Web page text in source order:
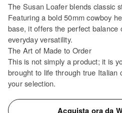
The Susan Loafer blends classic
Featuring a bold 50mm cowboy
base, it offers the perfect balance
everyday versatility.
The Art of Made to Order
This is not simply a product; it is
brought to life through true Italian
your selection.
Acquista ora da